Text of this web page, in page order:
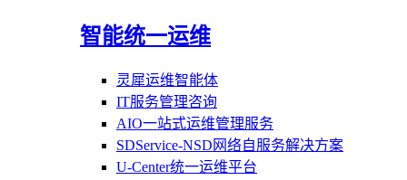
智能统一运维
灵犀运维智能体
IT服务管理咨询
AIO一站式运维管理服务
SDService-NSD网络自服务解决方案
U-Center统一运维平台